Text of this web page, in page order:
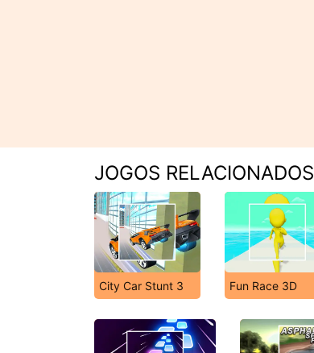
JOGOS RELACIONADOS
City Car Stunt 3 Fun Race 3D